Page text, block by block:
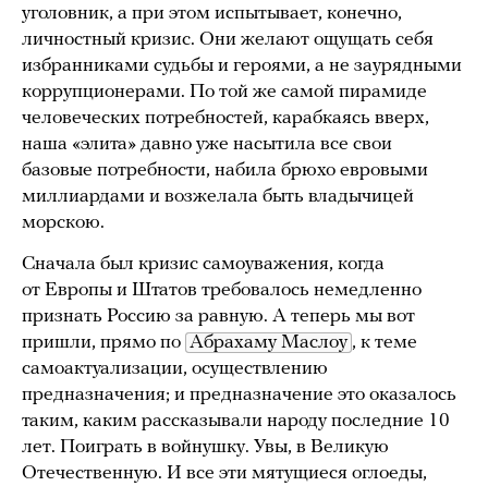
уголовник, а при этом испытывает, конечно,
личностный кризис. Они желают ощущать себя
избранниками судьбы и героями, а не заурядными
коррупционерами. По той же самой пирамиде
человеческих потребностей, карабкаясь вверх,
наша «элита» давно уже насытила все свои
базовые потребности, набила брюхо евровыми
миллиардами и возжелала быть владычицей
морскою.
Сначала был кризис самоуважения, когда
от Европы и Штатов требовалось немедленно
признать Россию за равную. А теперь мы вот
пришли, прямо по Абрахаму Маслоу , к теме
самоактуализации, осуществлению
предназначения; и предназначение это оказалось
таким, каким рассказывали народу последние 10
лет. Поиграть в войнушку. Увы, в Великую
Отечественную. И все эти мятущиеся оглоеды,